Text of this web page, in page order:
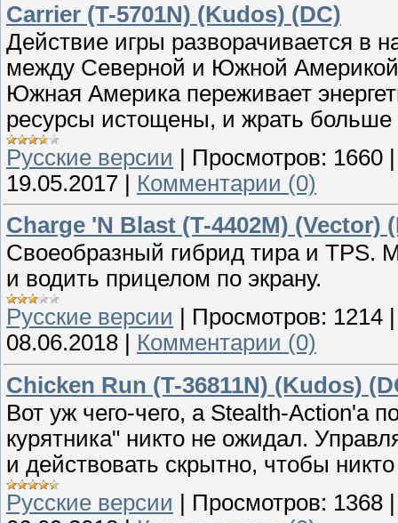
Carrier (T-5701N) (Kudos) (DC)
Действие игры разворачивается в
между Северной и Южной Америкой
Южная Америка переживает
ресурсы истощены, и жрать больше
Русские версии | Просмотров: 1660
19.05.2017 | Комментарии (0)
Charge 'N Blast (T-4402M) (Vector)
Своеобразный гибрид тира и TPS.
и водить прицелом по экрану.
Русские версии
Просмотров: 1214
08.06.2018
Комментарии (0)
Chicken Run (T-36811N) (Kudos)
Вот уж чего-чего, а Stealth-Action'а
курятника" никто не ожидал.
и действовать скрытно, чтобы
Русские версии
Просмотров: 1368